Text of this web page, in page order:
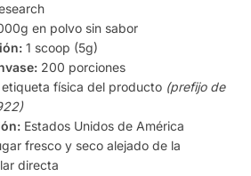
en polvo sin sabor
1 scoop (5g)
200 porciones
física del producto (prefijo de
Estados Unidos de América
fresco y seco alejado de la
directa